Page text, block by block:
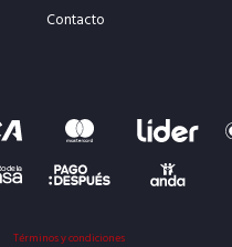
Contacto
Términos y condiciones